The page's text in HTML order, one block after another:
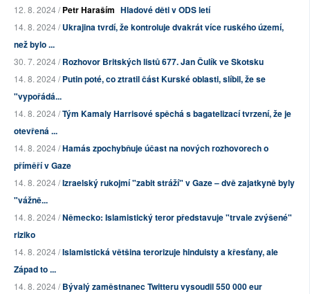
12. 8. 2024 /Petr Haraším Hladové děti v ODS letí
14. 8. 2024 /Ukrajina tvrdí, že kontroluje dvakrát více ruského území,
než bylo ...
30. 7. 2024 /Rozhovor Britských listů 677. Jan Čulík ve Skotsku
14. 8. 2024 /Putin poté, co ztratil část Kurské oblasti, slíbil, že se
"vypořádá...
14. 8. 2024 /Tým Kamaly Harrisové spěchá s bagatelizací tvrzení, že je
otevřená ...
14. 8. 2024 /Hamás zpochybňuje účast na nových rozhovorech o
příměří v Gaze
14. 8. 2024 /Izraelský rukojmí "zabit stráží" v Gaze – dvě zajatkyně byly
"vážně...
14. 8. 2024 /Německo: Islamistický teror představuje "trvale zvýšené"
riziko
14. 8. 2024 /Islamistická většina terorizuje hinduisty a křesťany, ale
Západ to ...
14. 8. 2024 /Bývalý zaměstnanec Twitteru vysoudil 550 000 eur